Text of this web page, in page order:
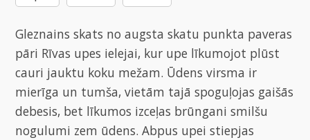
Gleznains skats no augsta skatu punkta paveras
pāri Rīvas upes ielejai, kur upe līkumojot plūst
cauri jauktu koku mežam. Ūdens virsma ir
mierīga un tumša, vietām tajā spoguļojas gaišās
debesis, bet līkumos izceļas brūngani smilšu
nogulumi zem ūdens. Abpus upei stiepjas